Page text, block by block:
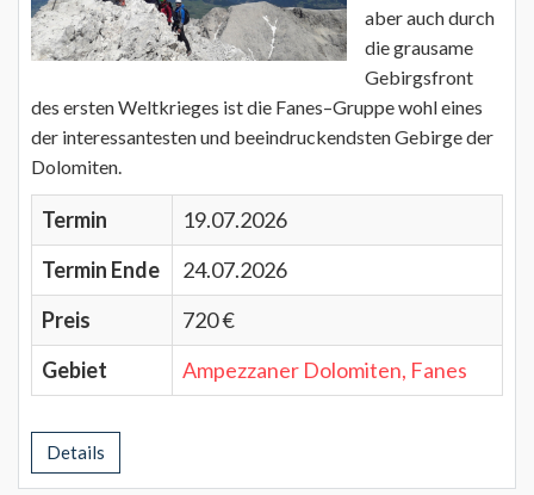
aber auch durch
die grausame
Gebirgsfront
des ersten Weltkrieges ist die Fanes–Gruppe wohl eines
der interessantesten und beeindruckendsten Gebirge der
Dolomiten.
Termin
19.07.2026
Termin Ende
24.07.2026
Preis
720 €
Gebiet
Ampezzaner Dolomiten, Fanes
Details